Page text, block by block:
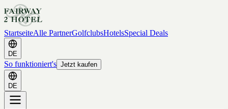
StartseiteAlle PartnerGolfclubsHotelsSpecial Deals
DE
So funktioniert's Jetzt kaufen
DE